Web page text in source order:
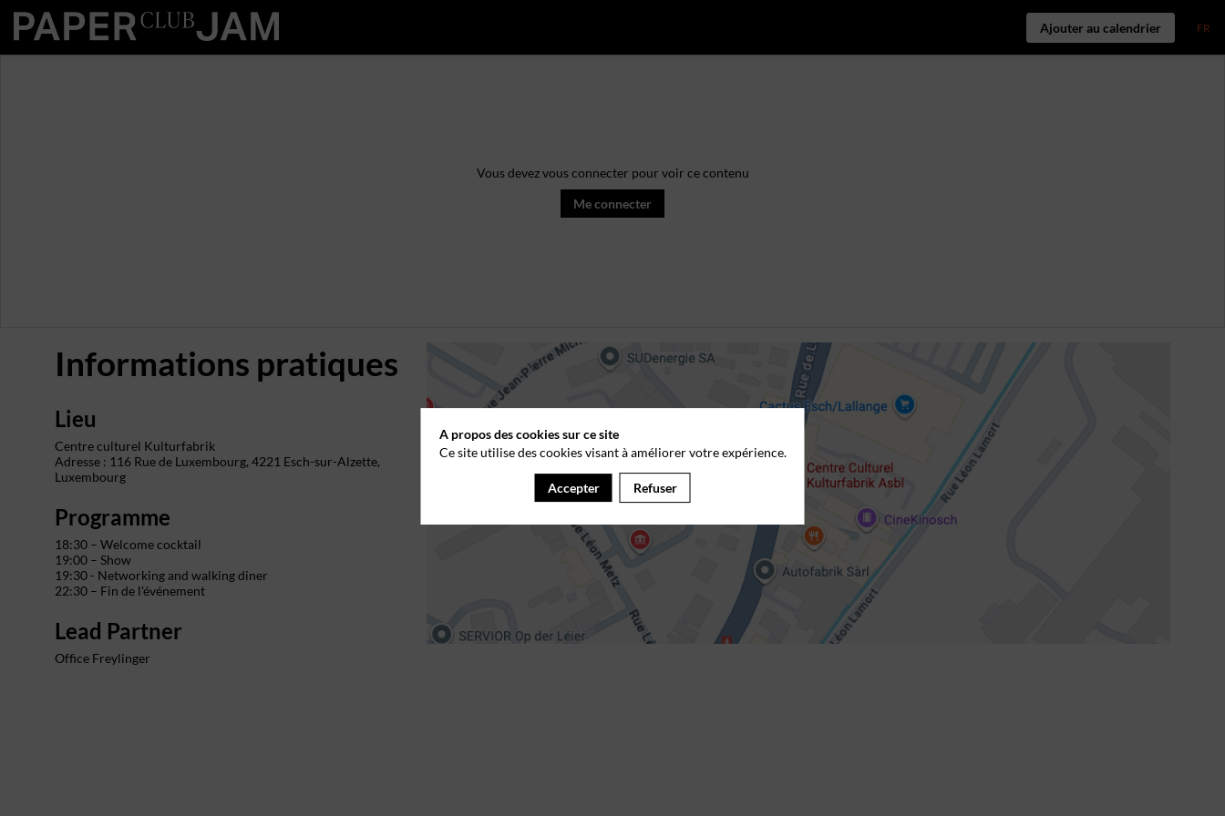
Ajouter au calendrier FR
Vous devez vous connecter pour voir ce contenu
Me connecter
Informations pratiques
Lieu
Centre culturel Kulturfabrik
Adresse : 116 Rue de Luxembourg, 4221 Esch-sur-Alzette,
Luxembourg
Programme
18:30 – Welcome cocktail
19:00 – Show
19:30 - Networking and walking diner
22:30 – Fin de l'événement
Lead Partner
Office Freylinger
A propos des cookies sur ce site
Ce site utilise des cookies visant à améliorer votre expérience.
Accepter Refuser